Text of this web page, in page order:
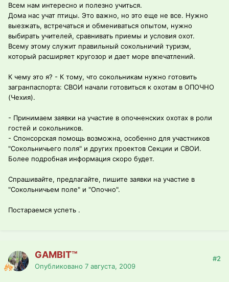
Всем нам интересно и полезно учиться.
Дома нас учат птицы. Это важно, но это еще не все. Нужно
выезжать, встречаться и обмениваться опытом, нужно
выбирать учителей, сравнивать приемы и условия охот.
Всему этому служит правильный сокольничий туризм,
который расширяет кругозор и дает море впечатлений.
К чему это я? - К тому, что сокольникам нужно готовить
загранпаспорта: СВОИ начали готовиться к охотам в ОПОЧНО
(Чехия).
- Принимаем заявки на участие в опочненских охотах в роли
гостей и сокольников.
- Спонсорская помощь возможна, особенно для участников
"Сокольничьего поля" и других проектов Секции и СВОИ.
Более подробная информация скоро будет.
Спрашивайте, предлагайте, пишите заявки на участие в
"Сокольничьем поле" и "Опочно".
Постараемся успеть .
GAMBIT™
Опубликовано 7 августа, 2009
#2